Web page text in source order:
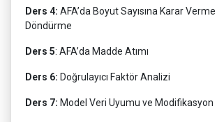
Ders 4: AFA’da Boyut Sayısına Karar
Döndürme
Ders 5: AFA’da Madde Atımı
Ders 6: Doğrulayıcı Faktör Analizi
Ders 7: Model Veri Uyumu ve Modifikasyon